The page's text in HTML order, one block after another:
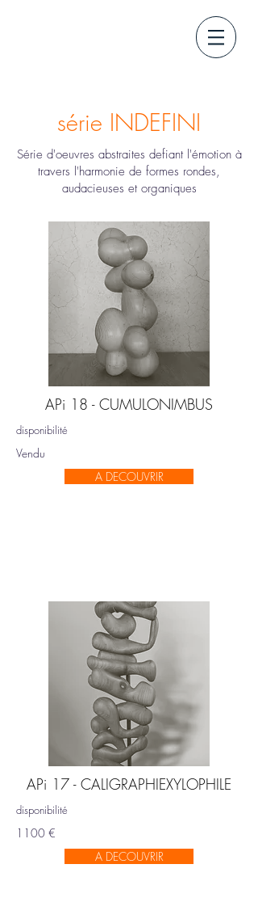
série INDEFINI
Série d'oeuvres abstraites defiant l'émotion à
travers l'harmonie de formes rondes,
audacieuses et organiques
APi 18 - CUMULONIMBUS
disponibilité
Vendu
A DECOUVRIR
APi 17 - CALIGRAPHIEXYLOPHILE
disponibilité
1100 €
A DECOUVRIR